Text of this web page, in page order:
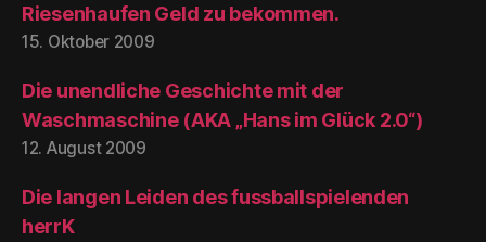
Riesenhaufen Geld zu bekommen.
15. Oktober 2009
Die unendliche Geschichte mit der
Waschmaschine (AKA „Hans im Glück 2.0“)
12. August 2009
Die langen Leiden des fussballspielenden
herrK